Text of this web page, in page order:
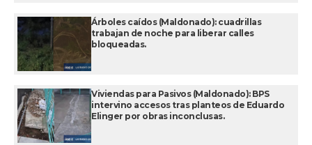
Árboles caídos (Maldonado): cuadrillas
trabajan de noche para liberar calles
bloqueadas.
Viviendas para Pasivos (Maldonado): BPS
intervino accesos tras planteos de Eduardo
Elinger por obras inconclusas.